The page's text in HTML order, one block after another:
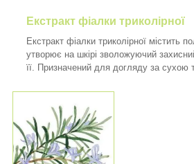
Екстракт фіалки триколірної
Екстракт фіалки триколірної містить
утворює на шкірі зволожуючий
її. Призначений для догляду за сухою